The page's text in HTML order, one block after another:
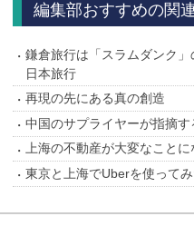
編集部おすすめの関
鎌倉旅行は「スラムダンク
日本旅行
再現の先にある真の創造
中国のサプライヤーが指摘
上海の不動産が大変なことに
東京と上海でUberを使って